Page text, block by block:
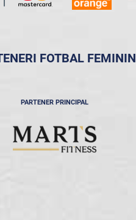
FOTBAL FEMININ
PARTENER PRINCIPAL